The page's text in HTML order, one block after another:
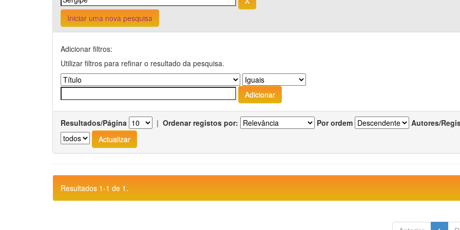
Iniciar uma nova pesquisa
Adicionar filtros:
Utilizar filtros para refinar o resultado da pesquisa.
Resultados/Página | Ordenar registos por: Por ordem Autores/
Resultados 1-1 de 1.